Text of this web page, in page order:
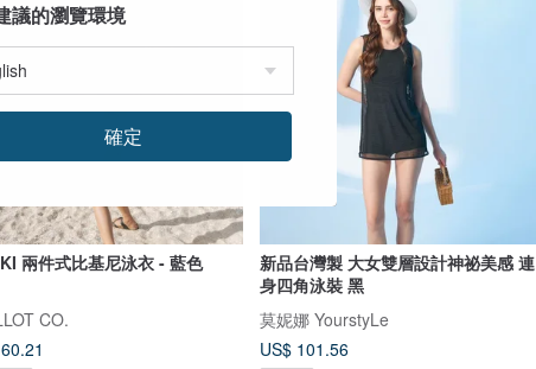
兩件式比基尼泳衣 - 藍色
CO.
新品台灣製 大女雙層設計神祕美感 連
身四角泳裝 黑
莫妮娜 YourstyLe
US$ 101.56
議的瀏覽環境
確定